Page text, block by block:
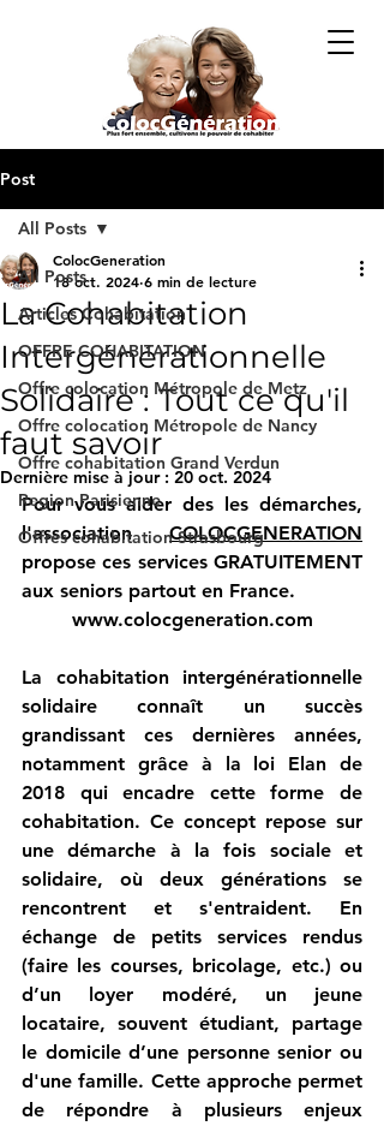
Post
All Posts
Articles Cohabitation
OFFRE COHABITATION
Offre colocation Métropole de Metz
Offre colocation Métropole de Nancy
Offre cohabitation Grand Verdun
Region Parisienne
Offres cohabitation Strasbourg
All Posts
La Cohabitation
Intergénérationnelle
Solidaire : Tout ce qu'il
faut savoir
ColocGeneration
18 oct. 2024 6 min de lecture
Dernière mise à jour : 20 oct. 2024
Pour vous aider des les démarches,
l'association COLOCGENERATION
propose ces services GRATUITEMENT
aux seniors partout en France.
www.colocgeneration.com
La cohabitation intergénérationnelle
solidaire connaît un succès
grandissant ces dernières années,
notamment grâce à la loi Elan de
2018 qui encadre cette forme de
cohabitation. Ce concept repose sur
une démarche à la fois sociale et
solidaire, où deux générations se
rencontrent et s'entraident. En
échange de petits services rendus
(faire les courses, bricolage, etc.) ou
d’un loyer modéré, un jeune
locataire, souvent étudiant, partage
le domicile d’une personne senior ou
d'une famille. Cette approche permet
de répondre à plusieurs enjeux